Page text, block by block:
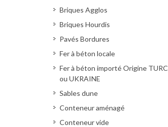
Briques Agglos
Briques Hourdis
Pavés Bordures
Fer à béton locale
Fer à béton importé Origine TURC
ou UKRAINE
Sables dune
Conteneur aménagé
Conteneur vide